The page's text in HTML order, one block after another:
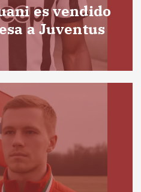
es vendido
a Juventus